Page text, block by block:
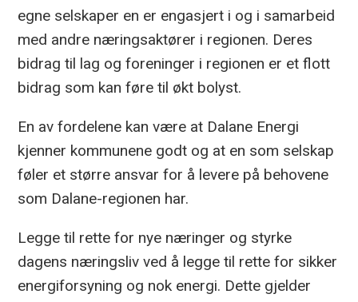
egne selskaper en er engasjert i og i samarbeid
med andre næringsaktører i regionen. Deres
bidrag til lag og foreninger i regionen er et flott
bidrag som kan føre til økt bolyst.
En av fordelene kan være at Dalane Energi
kjenner kommunene godt og at en som selskap
føler et større ansvar for å levere på behovene
som Dalane-regionen har.
Legge til rette for nye næringer og styrke
dagens næringsliv ved å legge til rette for sikker
energiforsyning og nok energi. Dette gjelder